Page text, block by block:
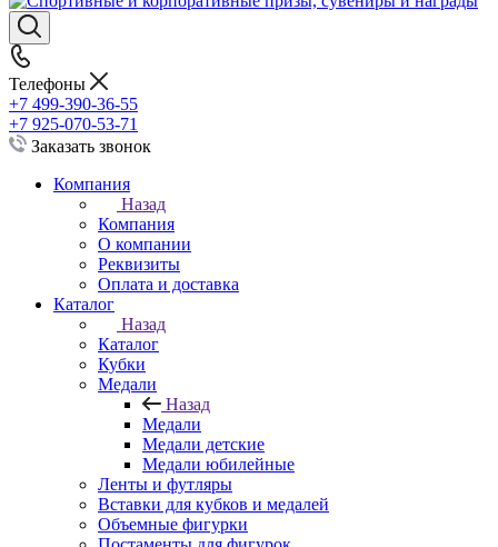
Телефоны
+7 499-390-36-55
+7 925-070-53-71
Заказать звонок
Компания
Назад
Компания
О компании
Реквизиты
Оплата и доставка
Каталог
Назад
Каталог
Кубки
Медали
Назад
Медали
Медали детские
Медали юбилейные
Ленты и футляры
Вставки для кубков и медалей
Объемные фигурки